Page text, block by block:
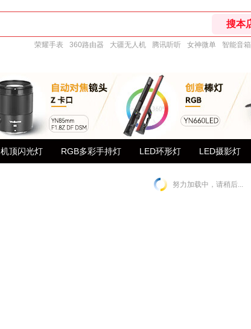
荣耀手表 360路由器 大疆无人机 腾讯听听 女神微单 智能音箱
机顶闪光灯 RGB多彩手持灯 LED环形灯 LED摄影灯
努力加载中，请稍后...